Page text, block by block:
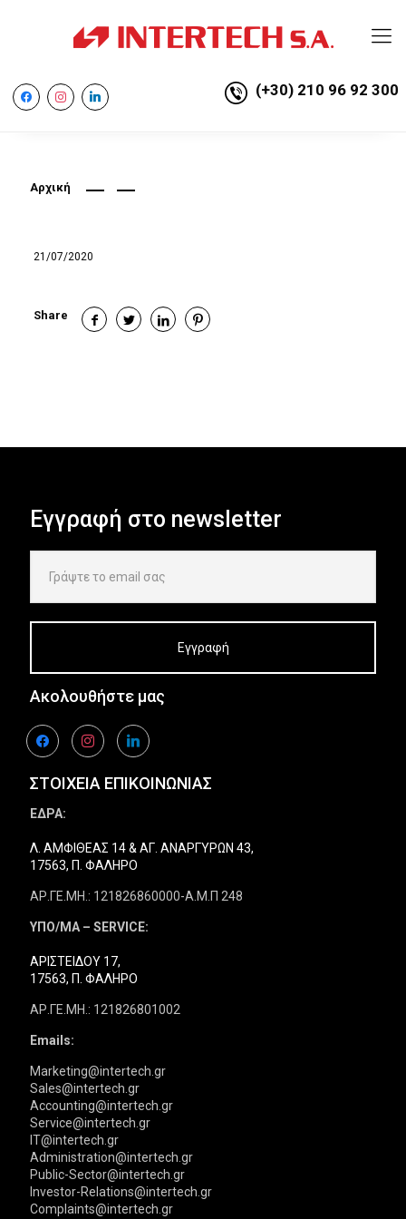
facebookinstagramlinkedin (+30) 210 96 92 300
Αρχική
21/07/2020
Share
Εγγραφή στο newsletter
Ακολουθήστε μας
facebookinstagramlinkedin
ΣΤΟΙΧΕΙΑ ΕΠΙΚΟΙΝΩΝΙΑΣ
ΕΔΡΑ:
Λ. ΑΜΦΙΘΕΑΣ 14 & ΑΓ. ΑΝΑΡΓΥΡΩΝ 43,
17563, Π. ΦΑΛΗΡΟ
ΑΡ.ΓΕ.ΜΗ.: 121826860000-Α.Μ.Π 248
ΥΠΟ/ΜΑ – SERVICE:
ΑΡΙΣΤΕΙΔΟΥ 17,
17563, Π. ΦΑΛΗΡΟ
ΑΡ.ΓΕ.ΜΗ.: 121826801002
Emails:
Marketing@intertech.gr
Sales@intertech.gr
Accounting@intertech.gr
Service@intertech.gr
IT@intertech.gr
Administration@intertech.gr
Public-Sector@intertech.gr
Investor-Relations@intertech.gr
Complaints@intertech.gr